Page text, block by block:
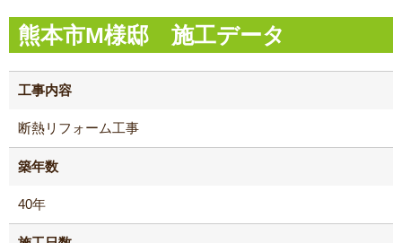
熊本市M様邸 施工データ
工事内容
断熱リフォーム工事
築年数
40年